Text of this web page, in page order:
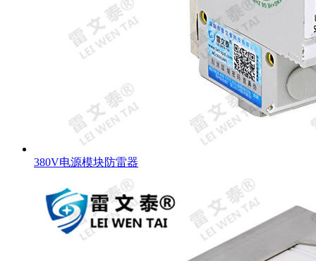
380V电源模块防雷器